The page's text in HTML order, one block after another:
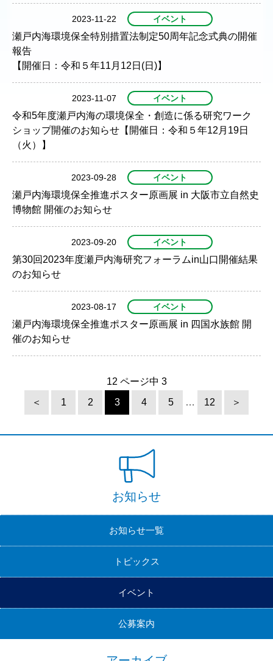
2023-11-22 イベント
瀬戸内海環境保全特別措置法制定50周年記念式典の開催
報告
【開催日：令和５年11月12日(日)】
2023-11-07 イベント
令和5年度瀬戸内海の環境保全・創造に係る研究ワーク
ショップ開催のお知らせ【開催日：令和５年12月19日
（火）】
2023-09-28 イベント
瀬戸内海環境保全推進ポスター原画展 in 大阪市立自然史
博物館 開催のお知らせ
2023-09-20 イベント
第30回2023年度瀬戸内海研究フォーラムin山口開催結果
のお知らせ
2023-08-17 イベント
瀬戸内海環境保全推進ポスター原画展 in 四国水族館 開
催のお知らせ
12 ページ中 3
＜
1 2 3 4 5 … 12 ＞
お知らせ
お知らせ一覧
トピックス
イベント
公募案内